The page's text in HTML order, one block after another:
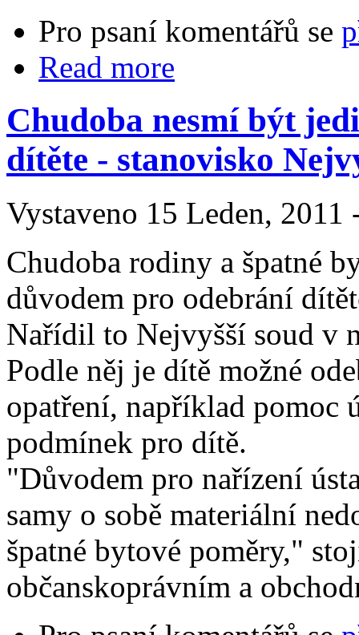
Pro psaní komentářů se
Read more
Chudoba nesmí být
dítěte - stanovisko
Vystaveno 15 Leden,
Chudoba rodiny a špatné
důvodem pro odebrání
Nařídil to Nejvyšší soud v
Podle něj je dítě možné
opatření, například pomoc
podmínek pro dítě.
"Důvodem pro nařízení
samy o sobě materiální
špatné bytové poměry,"
občanskoprávním a